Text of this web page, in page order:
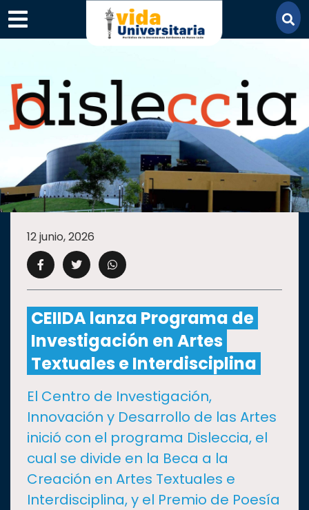
×
SECCIONES
ACADEMIA
CAMPUS UANL
CULTURA
DEPORTES
I+D+IEXPERTOS
SALUD
SUSTENTABILIDAD
12 junio, 2026
CEIIDA lanza Programa de
Investigación en Artes
Textuales e Interdisciplina
El Centro de Investigación,
Innovación y Desarrollo de las Artes
inició con el programa Disleccia, el
cual se divide en la Beca a la
Creación en Artes Textuales e
Interdisciplina, y el Premio de Poesía